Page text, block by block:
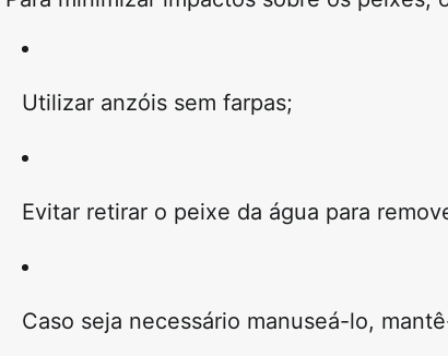
Utilizar anzóis sem farpas;
Evitar retirar o peixe da água para
Caso seja necessário manuseá-lo,